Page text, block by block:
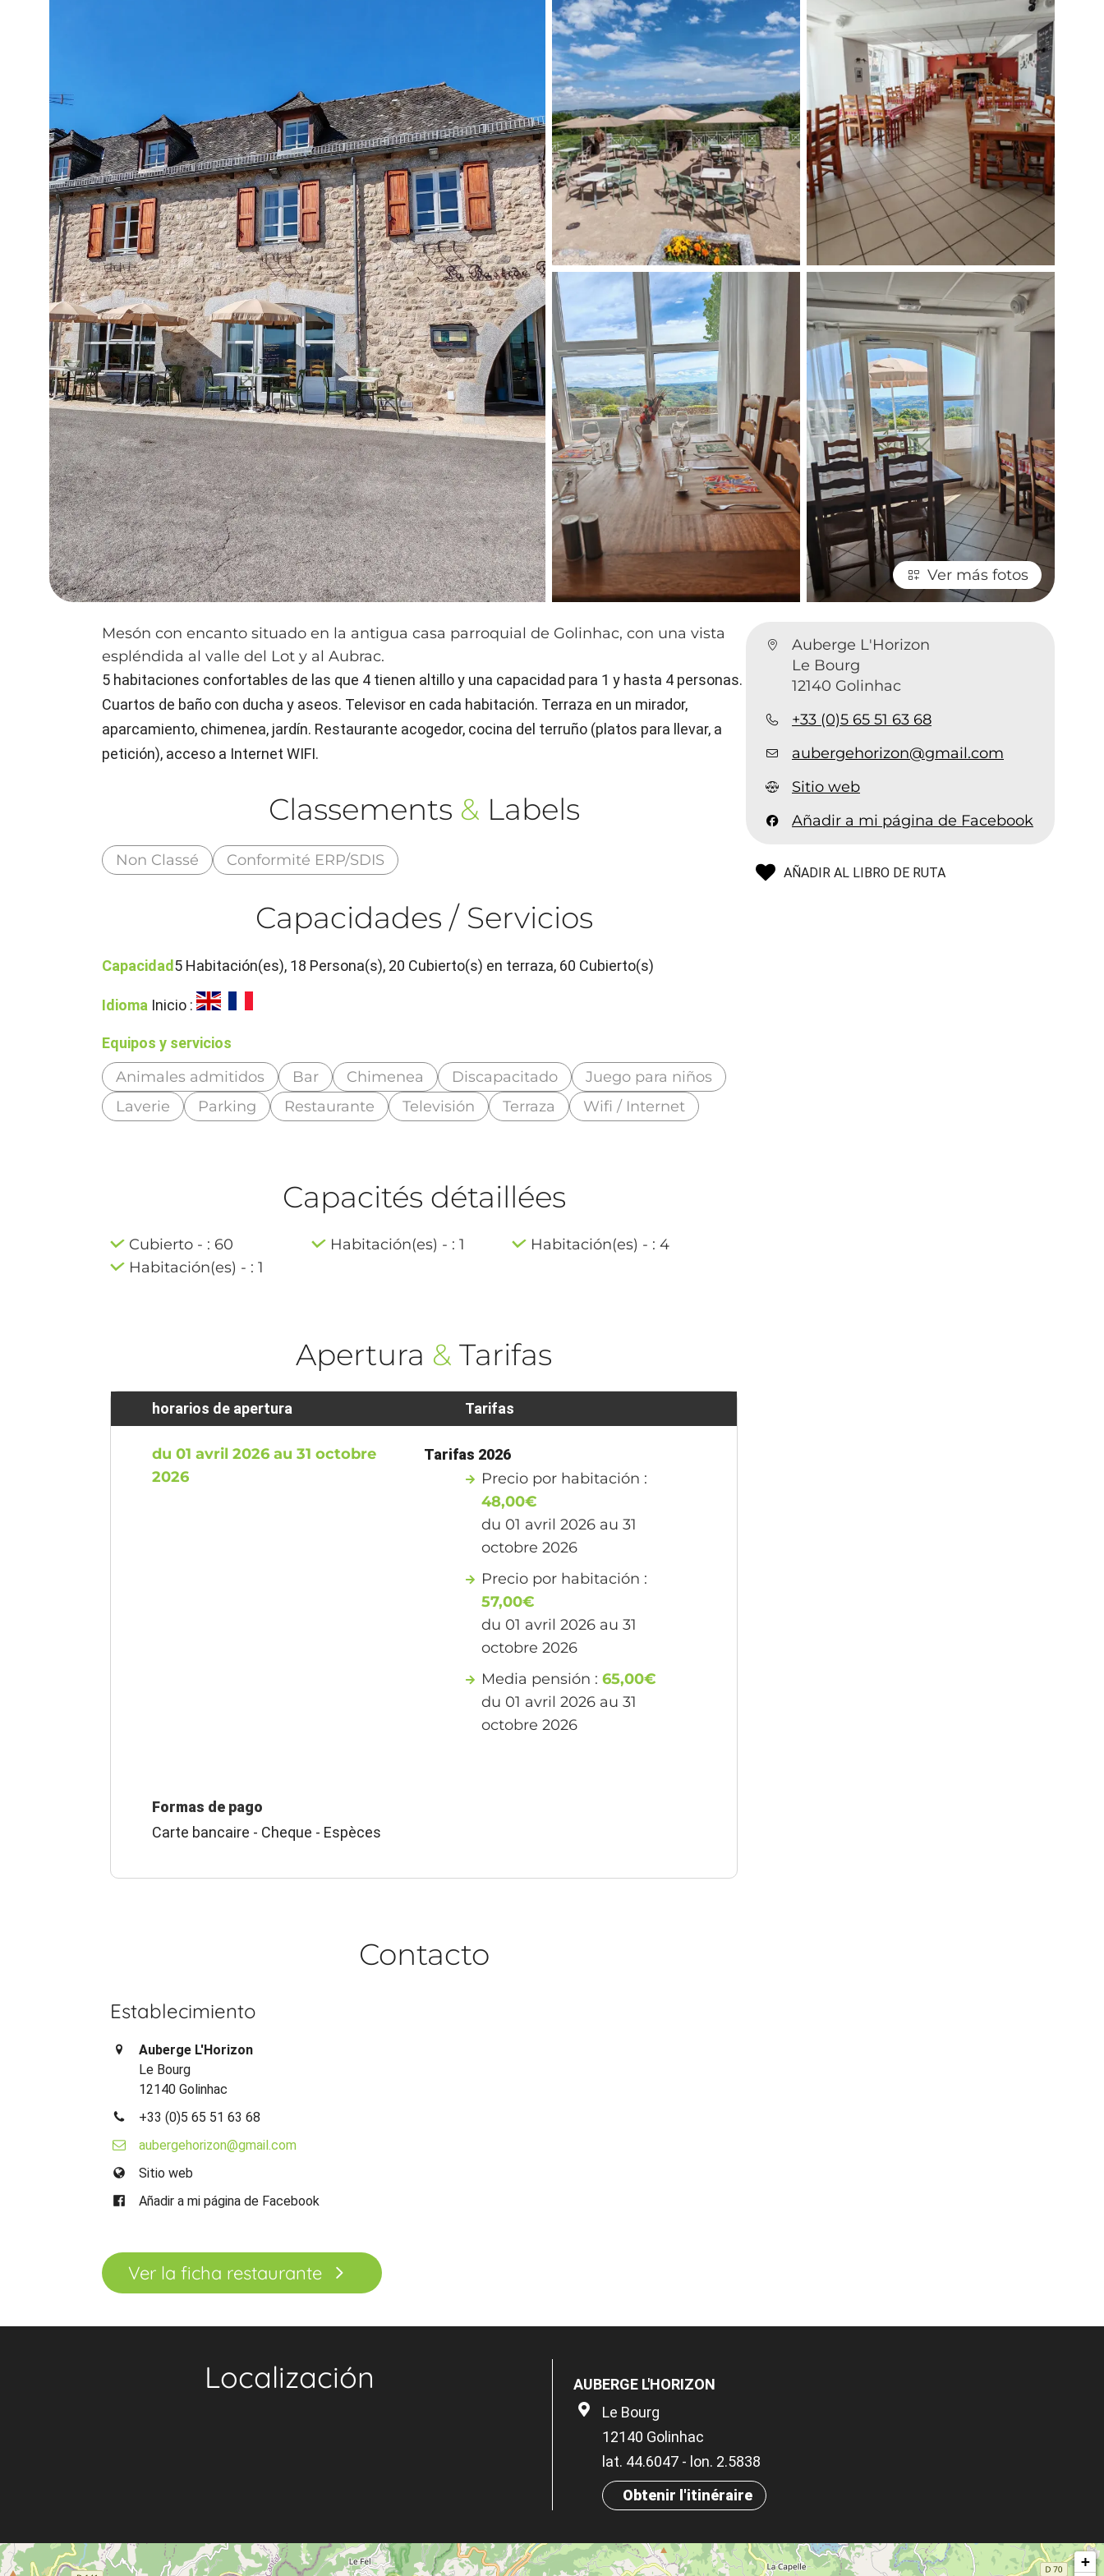
Ver más fotos
Auberge L'Horizon
Le Bourg
12140 Golinhac
+33 (0)5 65 51 63 68
aubergehorizon@gmail.com
Sitio web
Añadir a mi página de Facebook
AÑADIR AL LIBRO DE RUTA
Mesón con encanto situado en la antigua casa parroquial de Golinhac, con una vista
espléndida al valle del Lot y al Aubrac.
5 habitaciones confortables de las que 4 tienen altillo y una capacidad para 1 y hasta 4 personas.
Cuartos de baño con ducha y aseos. Televisor en cada habitación. Terraza en un mirador,
aparcamiento, chimenea, jardín. Restaurante acogedor, cocina del terruño (platos para llevar, a
petición), acceso a Internet WIFI.
Classements & Labels
Non Classé Conformité ERP/SDIS
Capacidades / Servicios
Capacidad5 Habitación(es), 18 Persona(s), 20 Cubierto(s) en terraza, 60 Cubierto(s)
Idioma Inicio :
Equipos y servicios
Animales admitidos Bar Chimenea Discapacitado
Juego para niños
Laverie
Parking Restaurante Televisión Terraza Wifi / Internet
Capacités détaillées
Cubierto - : 60 Habitación(es) - : 1
Habitación(es) - : 4
Habitación(es) - : 1
Apertura & Tarifas
horarios de apertura
du 01 avril 2026 au 31 octobre
2026
Tarifas
Tarifas 2026
Precio por habitación :
48,00€
du 01 avril 2026 au 31
octobre 2026
Precio por habitación :
57,00€
du 01 avril 2026 au 31
octobre 2026
Media pensión :65,00€
du 01 avril 2026 au 31
octobre 2026
Formas de pago
Carte bancaire - Cheque - Espèces
Contacto
Establecimiento
Auberge L'Horizon
Le Bourg
12140 Golinhac
+33 (0)5 65 51 63 68
aubergehorizon@gmail.com
Sitio web
Añadir a mi página de Facebook
Ver la ficha restaurante
Localización
AUBERGE L'HORIZON
Le Bourg
12140 Golinhac
lat. 44.6047 - lon. 2.5838
Obtenir l'itinéraire
+